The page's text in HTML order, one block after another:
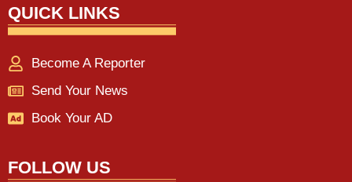
QUICK LINKS
Become A Reporter
Send Your News
Book Your AD
FOLLOW US